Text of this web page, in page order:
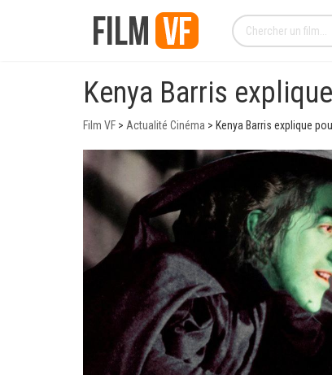
Kenya Barris
Film VF > Actualité Cinéma > Kenya Barris explique